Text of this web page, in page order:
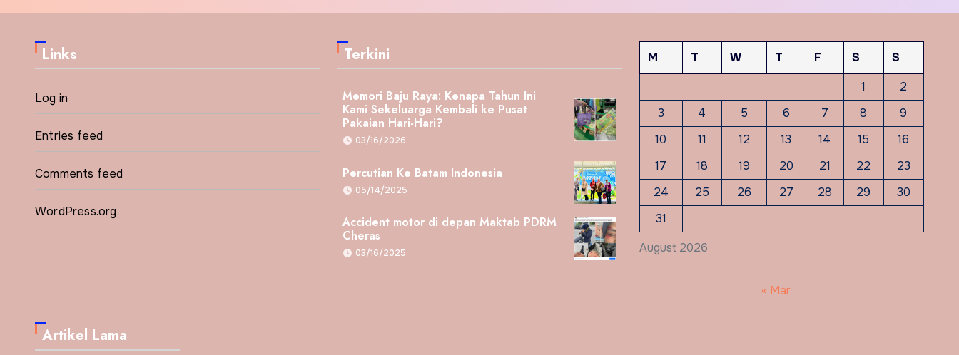
Links
Log in
Entries feed
Comments feed
WordPress.org
Terkini
Memori Baju Raya: Kenapa Tahun Ini
Kami Sekeluarga Kembali ke Pusat
Pakaian Hari-Hari?
03/16/2026
Percutian Ke Batam Indonesia
05/14/2025
Accident motor di depan Maktab PDRM
Cheras
03/16/2025 August 2026
M T W T F S
S
1
2
3
4 5 6 7 8
9
10
11 12 13 14 15
16
17
18 19 20 21 22
23
24
25 26 27 28 29
30
31
« Mar
Artikel Lama